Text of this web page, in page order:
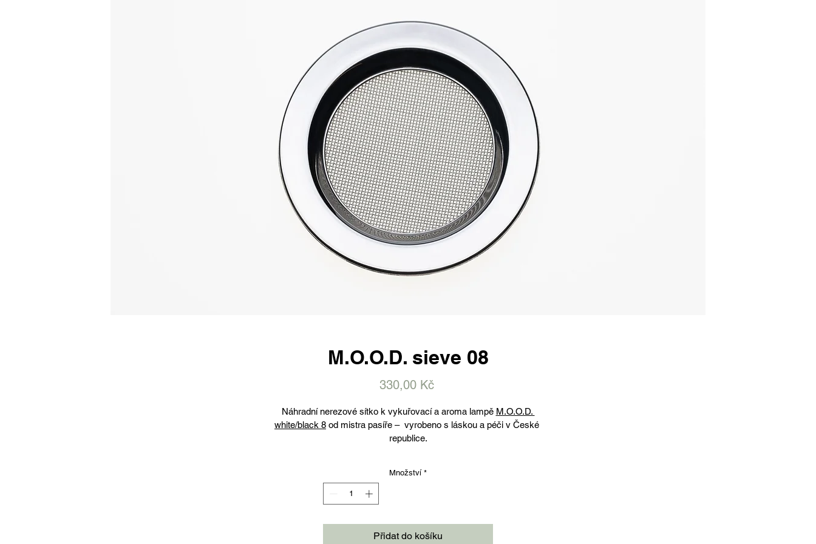
M.O.O.D. sieve 08
330,00 KčCena
Náhradní nerezové sítko k vykuřovací a aroma lampě M.O.O.D.
white/black 8 od mistra pasíře –  vyrobeno s láskou a péči v České
republice.
Množství *
Přidat do košíku